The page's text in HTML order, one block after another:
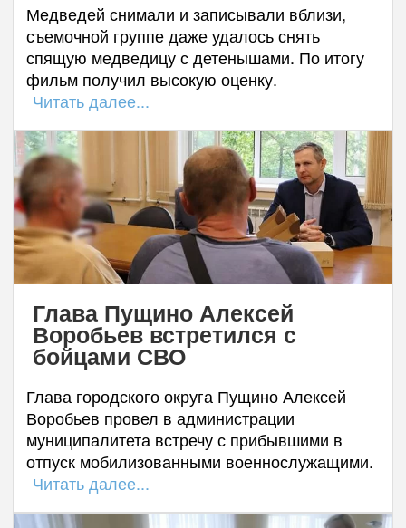
Медведей снимали и записывали вблизи,
съемочной группе даже удалось снять
спящую медведицу с детенышами. По итогу
фильм получил высокую оценку.
Читать далее...
Глава Пущино Алексей
Воробьев встретился с
бойцами СВО
Глава городского округа Пущино Алексей
Воробьев провел в администрации
муниципалитета встречу с прибывшими в
отпуск мобилизованными военнослужащими.
Читать далее...